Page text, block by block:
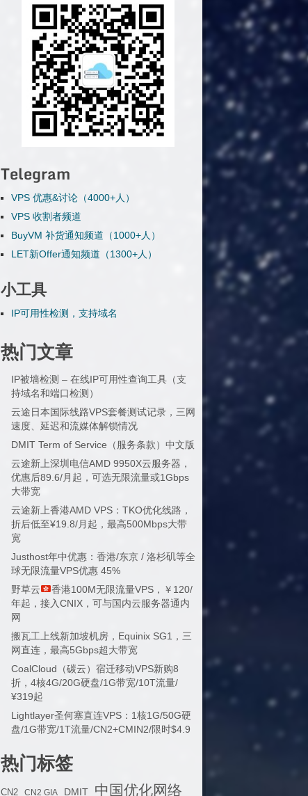
Telegram
VPS 优惠&讨论（4000+人）
VPS 收割者频道
BuyVM 补货通知频道（1000+人）
LET新Offer通知频道（1300+人）
小工具
IP可用性检测，支持域名
热门文章
IP被墙检测 – 在线IP可用性查询工具（支
持域名和端口检测）
云途日本国际线路VPS套餐测试记录，三网
速度、延迟和流媒体解锁情况
DMIT Term of Service（服务条款）中文版
云途新上深圳电信AMD 9950X云服务器，
优惠后89.6/月起，可选无限流量或1Gbps
大带宽
云途新上香港AMD VPS：TKO优化线路，
折后低至¥19.8/月起，最高500Mbps大带
宽
Justhost年中优惠：香港/东京 / 洛杉矶等全
球无限流量VPS优惠 45%
野草云
香港100M无限流量VPS，￥120/
年起，接入CNIX，可与国内云服务器通内
网
搬瓦工上线新加坡机房，Equinix SG1，三
网直连，最高5Gbps超大带宽
CoalCloud（碳云）宿迁移动VPS新购8
折，4核4G/20G硬盘/1G带宽/10T流量/
¥319起
Lightlayer圣何塞直连VPS：1核1G/50G硬
盘/1G带宽/1T流量/CN2+CMIN2/限时$4.9
热门标签
CN2 CN2 GIA DMIT 中国优化网络